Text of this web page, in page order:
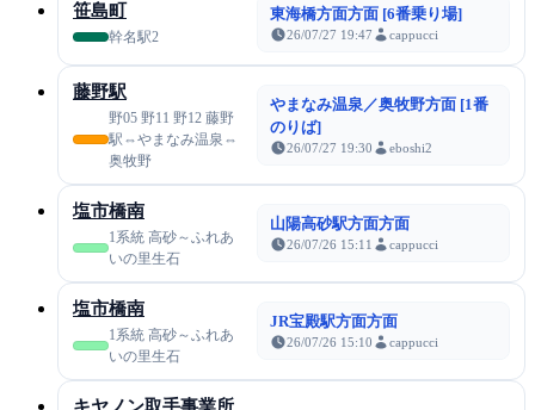
笹島町
幹名駅2
東海橋方面方面 [6番乗り場]
26/07/27 19:47 cappucci
藤野駅
野05 野11 野12 藤野
駅⇔やまなみ温泉⇔
奥牧野
やまなみ温泉／奥牧野方面 [1番
のりば]
26/07/27 19:30 eboshi2
塩市橋南
1系統 高砂～ふれあ
いの里生石
山陽高砂駅方面方面
26/07/26 15:11 cappucci
塩市橋南
1系統 高砂～ふれあ
いの里生石
JR宝殿駅方面方面
26/07/26 15:10 cappucci
キヤノン取手事業所